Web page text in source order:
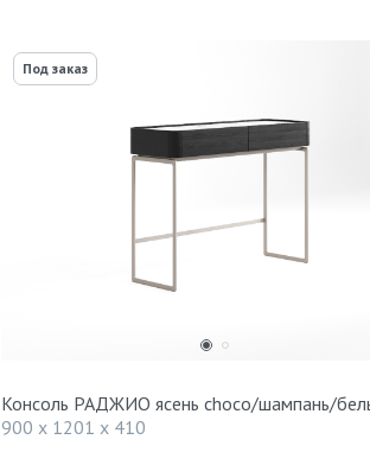
Под заказ
Консоль РАДЖИО ясень choco/шампань/
900 x 1201 x 410